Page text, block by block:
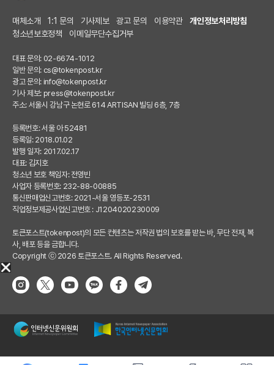
매체소개 1:1 문의 기사제보 광고 문의 이용약관
개인정보처리방침
청소년보호정책
이메일무단수집거부
대표 문의: 02-6674-1012
일반 문의: cs@tokenpost.kr
광고 문의: info@tokenpost.kr
기사 제보: press@tokenpost.kr
주소: 서울시 강남구 논현로 614 ARTISAN 빌딩 6층, 7층
등록번호: 서울 아 52481
등록일: 2018.01.02
발행 일자: 2017.02.17
대표: 김지호
청소년 보호 책임자: 전영빈
사업자 등록번호: 232-88-00885
통신판매업신고번호: 2021-서울 영등포-2531
직업정보제공사업신고번호 : J1204020230009
토큰포스트(tokenpost)의 모든 컨텐츠는 저작권 법의 보호를 받는 바, 무단 전재, 복
사, 배포 등을 금합니다.
Copyright ⓒ 2026 토큰포스트. All Rights Reserved.